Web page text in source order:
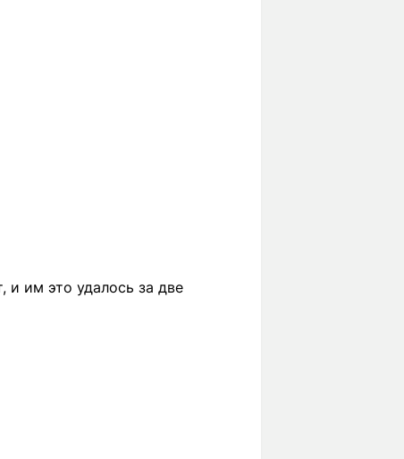
и им это удалось за две